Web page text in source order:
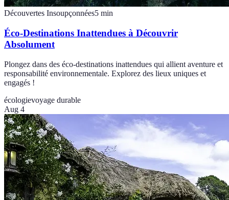
Découvertes Insoupçonnées5 min
Éco-Destinations Inattendues à Découvrir
Absolument
Plongez dans des éco-destinations inattendues qui allient aventure et
responsabilité environnementale. Explorez des lieux uniques et
engagés !
écologievoyage durable
Aug 4